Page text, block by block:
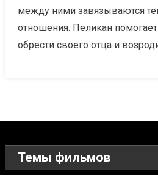
между ними завязываются
отношения. Пеликан
обрести своего отца и
Темы фильмов